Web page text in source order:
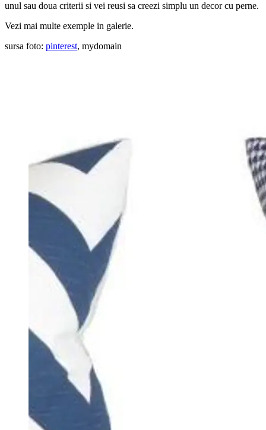
unul sau doua criterii si vei reusi sa creezi simplu un decor cu perne.
Vezi mai multe exemple in galerie.
sursa foto: pinterest, mydomain